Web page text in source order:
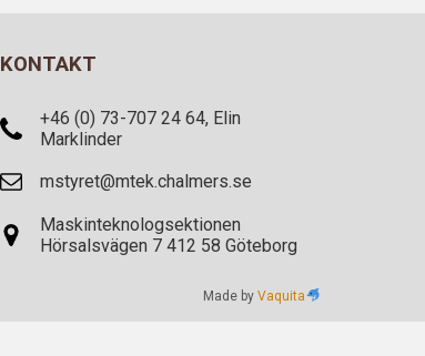
KONTAKT
+46 (0) 73-707 24 64, Elin
Marklinder
mstyret@mtek.chalmers.se
Maskinteknologsektionen
Hörsalsvägen 7 412 58 Göteborg
Made byVaquita